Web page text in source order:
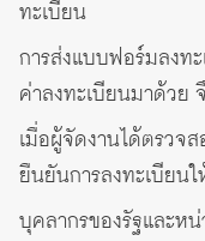
ทะเบียน
การส่งแบบฟอร์มลงท
ค่าลงทะเบียนมาด้วย
เมื่อผู้จัดงานได้ตรวจ
ยืนยันการลงทะเบียน
บุคลากรของรัฐและห